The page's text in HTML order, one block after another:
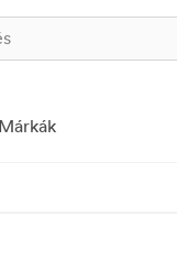
Márkák